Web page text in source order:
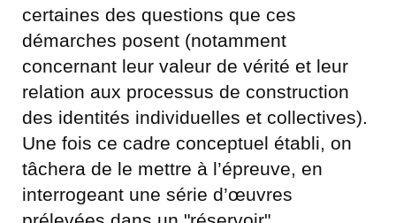
certaines des questions que ces
démarches posent (notamment
concernant leur valeur de vérité et leur
relation aux processus de construction
des identités individuelles et collectives).
Une fois ce cadre conceptuel établi, on
tâchera de le mettre à l’épreuve, en
interrogeant une série d’œuvres